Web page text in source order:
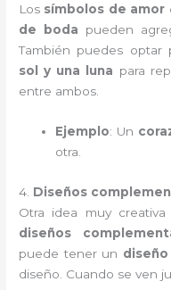
Los símbolos de amor
de boda pueden
También puedes optar
sol y una luna para
entre ambos.
Ejemplo: Un
otra.
4. Diseños
Otra idea muy
diseños
puede tener un
diseño. Cuando se ven